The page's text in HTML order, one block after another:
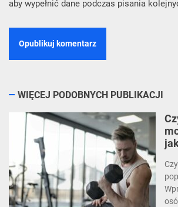
aby wypełnić dane podczas pisania
WIĘCEJ PODOBNYCH PUBLIKACJI